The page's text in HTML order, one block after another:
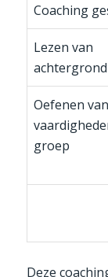
Coaching
Lezen van
Oefenen van
groep
Deze